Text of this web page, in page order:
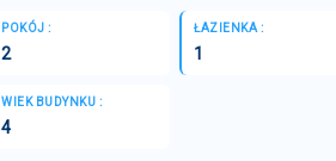
POKÓJ :
2
ŁAZIENKA :
1
WIEK BUDYNKU :
4